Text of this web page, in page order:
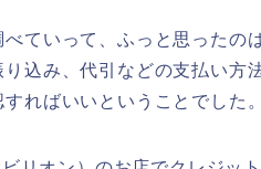
ていって、ふっと思ったの
り込み、代引などの支払い方
ればいいということでした。